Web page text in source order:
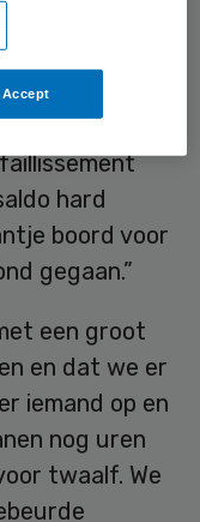
Ikazia
afgelopen
hard
boord voor
gegaan.”
een groot
en dat we er
iemand op en
nog uren
twaalf. We